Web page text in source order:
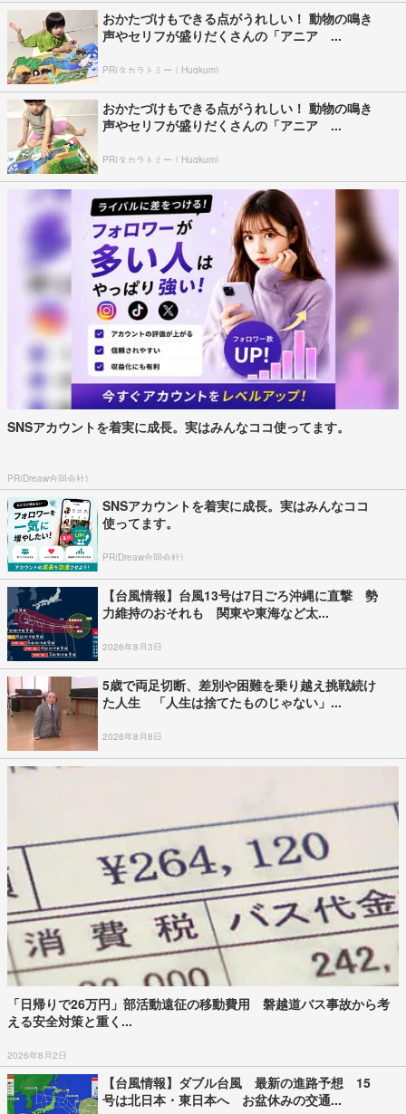
おかたづけもできる点がうれしい！ 動物の鳴き
声やセリフが盛りだくさんの「アニア ...
PR(タカラトミー｜Hugkum)
おかたづけもできる点がうれしい！ 動物の鳴き
声やセリフが盛りだくさんの「アニア ...
PR(タカラトミー｜Hugkum)
SNSアカウントを着実に成長。実はみんなココ使ってます。
PR(Dreaw合同会社)
SNSアカウントを着実に成長。実はみんなココ
使ってます。
PR(Dreaw合同会社)
【台風情報】台風13号は7日ごろ沖縄に直撃 勢
力維持のおそれも 関東や東海など太...
2026年8月3日
5歳で両足切断、差別や困難を乗り越え挑戦続け
た人生 「人生は捨てたものじゃない」...
2026年8月8日
「日帰りで26万円」部活動遠征の移動費用 磐越道バス事故から考
える安全対策と重く...
2026年8月2日
【台風情報】ダブル台風 最新の進路予想 15
号は北日本・東日本へ お盆休みの交通...